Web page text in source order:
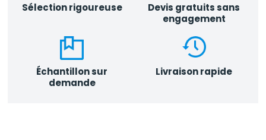
Sélection rigoureuse
Devis gratuits sans
engagement
Échantillon sur
demande
Livraison rapide